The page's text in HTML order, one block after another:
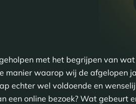
met het begrijpen van
manier waarop wij de afgelopen
echter wel voldoende en
een online bezoek? Wat gebeurt